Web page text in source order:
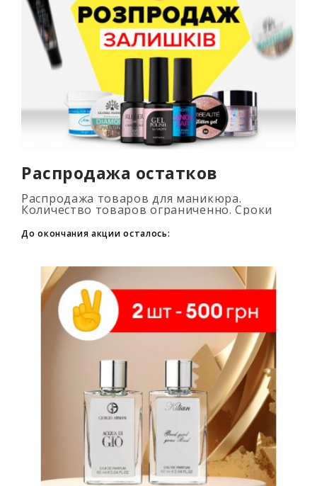
Распродажа остатков
Распродажа товаров для маникюра.
Количество товаров ограниченно. Сроки
промоакции смотри на таймере...
До окончания акции осталось: